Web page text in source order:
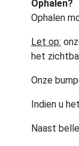
Ophalen?
Ophalen
Let op:
het
Onze
Indien u
Naast